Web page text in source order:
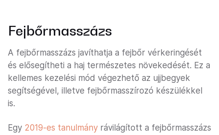
Fejbőrmasszázs
A fejbőrmasszázs javíthatja a fejbőr vérkeringését
és elősegítheti a haj természetes növekedését. Ez a
kellemes kezelési mód végezhető az ujjbegyek
segítségével, illetve fejbőrmasszírozó készülékkel
is.
Egy 2019-es tanulmány rávilágított a fejbőrmasszázs